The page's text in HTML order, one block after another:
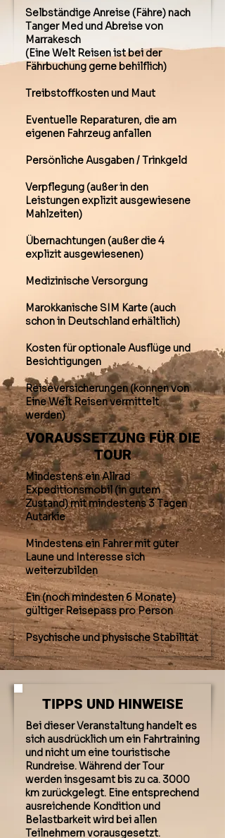
Selbständige Anreise (Fähre) nach
Tanger Med und Abreise von
Marrakesch
(Eine Welt Reisen ist bei der
Fährbuchung gerne behilflich)
Treibstoffkosten und Maut
Eventuelle Reparaturen, die am
eigenen Fahrzeug anfallen
Persönliche Ausgaben / Trinkgeld
Verpflegung (außer in den
Leistungen explizit ausgewiesene
Mahlzeiten)
Übernachtungen (außer die 4
explizit ausgewiesenen)
Medizinische Versorgung
Marokkanische SIM Karte (auch
schon in Deutschland erhältlich)
Kosten für optionale Ausflüge und
Besichtigungen
Reiseversicherungen (können von
Eine Welt Reisen vermittelt
werden)
VORAUSSETZUNG FÜR DIE
TOUR
Mindestens ein Allrad
Expeditionsmobil (in gutem
Zustand) mit mindestens 3 Tagen
Autarkie
Mindestens ein Fahrer mit guter
Laune und Interesse sich
weiterzubilden
Ein (noch mindesten 6 Monate)
gültiger Reisepass pro Person
Psychische und physische Stabilität
TIPPS UND HINWEISE
Bei dieser Veranstaltung handelt es
sich ausdrücklich um ein Fahrtraining
und nicht um eine touristische
Rundreise. Während der Tour
werden insgesamt bis zu ca. 3000
km zurückgelegt. Eine entsprechend
ausreichende Kondition und
Belastbarkeit wird bei allen
Teilnehmern vorausgesetzt.